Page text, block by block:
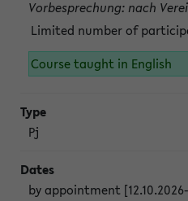
Vorbesprechung: nach
Limited number of
Course taught in English
Pj
by appointment